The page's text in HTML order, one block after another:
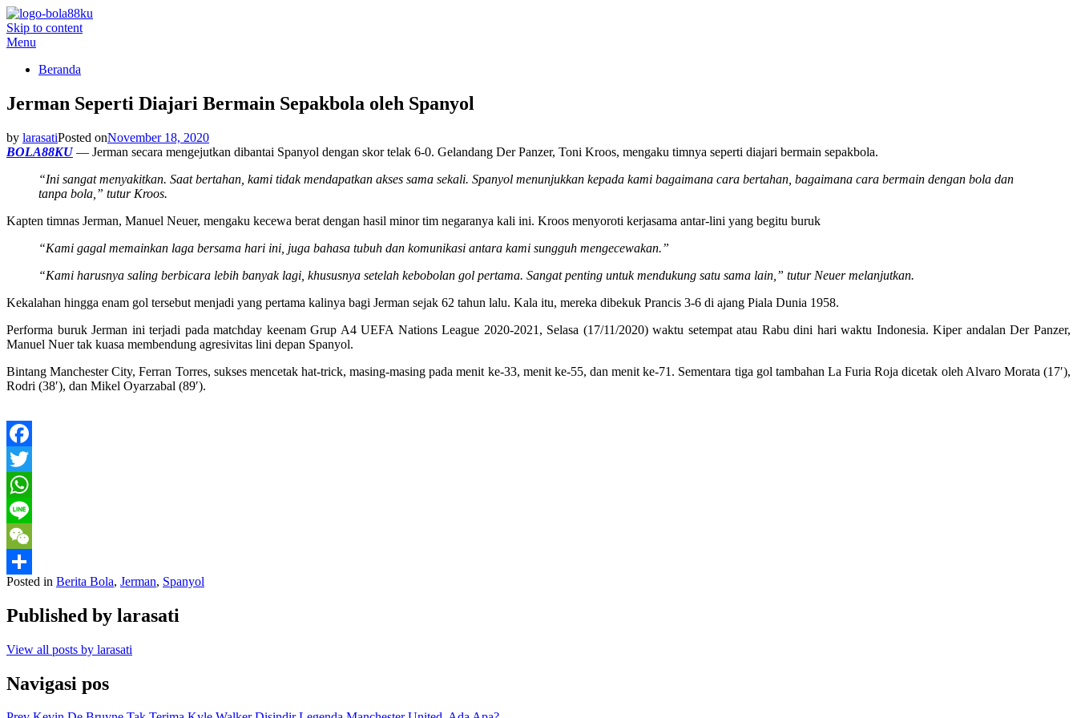
BOLA88KU.ID
Berita Bola Terbaru dan Terhangat
Skip to content
Menu
Beranda
Jerman Seperti Diajari Bermain Sepakbola oleh Spanyol
by larasatiPosted onNovember 18, 2020
BOLA88KU— Jerman secara mengejutkan dibantai Spanyol dengan skor telak 6-0. Gelandang Der Panzer, Toni Kroos, mengaku timnya seperti diajari bermain sepakbola.
“Ini sangat menyakitkan. Saat bertahan, kami tidak mendapatkan akses sama sekali. Spanyol menunjukkan kepada kami bagaimana cara bertahan, bagaimana cara bermain dengan bola dan
tanpa bola,” tutur Kroos.
Kapten timnas Jerman, Manuel Neuer, mengaku kecewa berat dengan hasil minor tim negaranya kali ini. Kroos menyoroti kerjasama antar-lini yang begitu buruk
“Kami gagal memainkan laga bersama hari ini, juga bahasa tubuh dan komunikasi antara kami sungguh mengecewakan.”
“Kami harusnya saling berbicara lebih banyak lagi, khususnya setelah kebobolan gol pertama. Sangat penting untuk mendukung satu sama lain,” tutur Neuer melanjutkan.
Kekalahan hingga enam gol tersebut menjadi yang pertama kalinya bagi Jerman sejak 62 tahun lalu. Kala itu, mereka dibekuk Prancis 3-6 di ajang Piala Dunia 1958.
Performa buruk Jerman ini terjadi pada matchday keenam Grup A4 UEFA Nations League 2020-2021, Selasa (17/11/2020) waktu setempat atau Rabu dini hari waktu Indonesia. Kiper andalan Der Panzer,
Manuel Nuer tak kuasa membendung agresivitas lini depan Spanyol.
Bintang Manchester City, Ferran Torres, sukses mencetak hat-trick, masing-masing pada menit ke-33, menit ke-55, dan menit ke-71. Sementara tiga gol tambahan La Furia Roja dicetak oleh Alvaro Morata (17′),
Rodri (38′), dan Mikel Oyarzabal (89′).
Facebook
Twitter
WhatsApp
Line
WeChat
Share
Posted in Berita Bola, Jerman, Spanyol
Published by larasati
View all posts by larasati
Navigasi pos